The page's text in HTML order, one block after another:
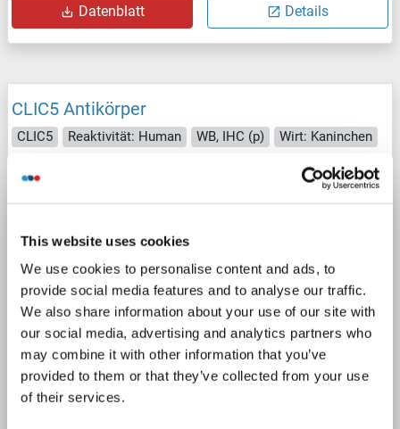
This website uses cookies
We use cookies to personalise content and ads, to
provide social media features and to analyse our traffic.
We also share information about your use of our site with
our social media, advertising and analytics partners who
may combine it with other information that you’ve
provided to them or that they’ve collected from your use
of their services.
Datenblatt Details
CLIC5 Antikörper
CLIC5 Reaktivität: Human WB, IHC (p)
Wirt: Kaninchen
WB
2 Abbildungen